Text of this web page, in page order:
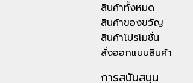
สินค้าทั้งหมด
สินค้าของขวัญ
สินค้าโปรโมชั่น
สั่งออกแบบสินค้า
การสนับสนุน